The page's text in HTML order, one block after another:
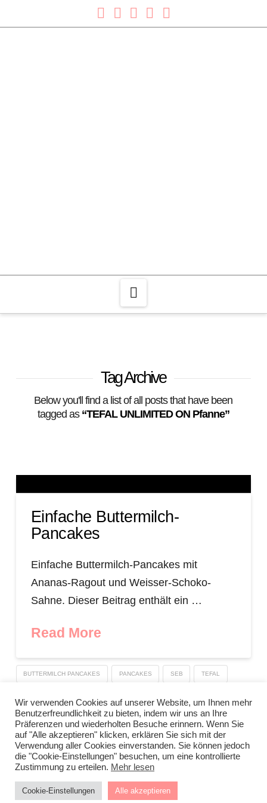
Navigation
Tag Archive
Below you'll find a list of all posts that have been
tagged as “TEFAL UNLIMITED ON Pfanne”
Einfache Buttermilch-
Pancakes
Einfache Buttermilch-Pancakes mit
Ananas-Ragout und Weisser-Schoko-
Sahne. Dieser Beitrag enthält ein …
Read More
BUTTERMILCH PANCAKES PANCAKES SEB TEFAL
IMPRESSUM
DATENSCHUTZERKLÄRUNG
NEWSLETTER DATENSCHUTZRICHTLINIEN
Stressfrei Und Gesund Genießen Mit Petra Hola-Schneider! Low
Carb, Gesund Leben, Abnehmen, Zuckerfrei Backen, Reisen &
Wir verwenden Cookies auf unserer Website, um Ihnen mehr
Benutzerfreundlichkeit zu bieten, indem wir uns an Ihre
Präferenzen und wiederholten Besuche erinnern. Wenn Sie
auf "Alle akzeptieren" klicken, erklären Sie sich mit der
Verwendung aller Cookies einverstanden. Sie können jedoch
die "Cookie-Einstellungen" besuchen, um eine kontrollierte
Zustimmung zu erteilen. Mehr lesen
Cookie-Einstellungen Alle akzeptieren